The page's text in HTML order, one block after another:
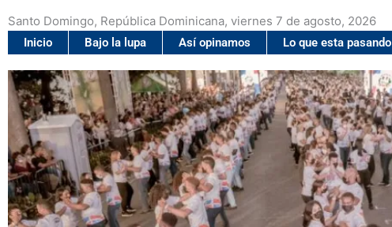
Santo Domingo, República Dominicana, viernes 7 de agosto, 2026
Inicio Bajo la lupa Así opinamos Lo que esta pasando